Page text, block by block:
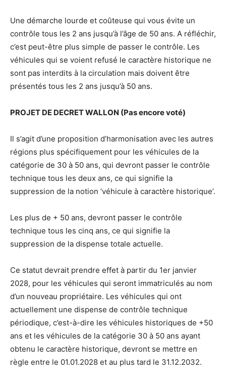
Une démarche lourde et coûteuse qui vous évite un
contrôle tous les 2 ans jusqu’à l’âge de 50 ans. A réfléchir,
c’est peut-être plus simple de passer le contrôle. Les
véhicules qui se voient refusé le caractère historique ne
sont pas interdits à la circulation mais doivent être
présentés tous les 2 ans jusqu’à 50 ans.
PROJET DE DECRET WALLON (Pas encore voté)
Il s’agit d’une proposition d’harmonisation avec les autres
régions plus spécifiquement pour les véhicules de la
catégorie de 30 à 50 ans, qui devront passer le contrôle
technique tous les deux ans, ce qui signifie la
suppression de la notion ‘véhicule à caractère historique’.
Les plus de + 50 ans, devront passer le contrôle
technique tous les cinq ans, ce qui signifie la
suppression de la dispense totale actuelle.
Ce statut devrait prendre effet à partir du 1er janvier
2028, pour les véhicules qui seront immatriculés au nom
d’un nouveau propriétaire. Les véhicules qui ont
actuellement une dispense de contrôle technique
périodique, c’est-à-dire les véhicules historiques de +50
ans et les véhicules de la catégorie 30 à 50 ans ayant
obtenu le caractère historique, devront se mettre en
règle entre le 01.01.2028 et au plus tard le 31.12.2032.